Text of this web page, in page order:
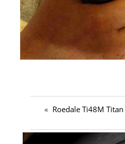
« Roedale Ti48M